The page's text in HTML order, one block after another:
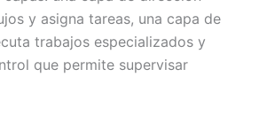
y asigna tareas, una capa de
trabajos especializados y
que permite supervisar